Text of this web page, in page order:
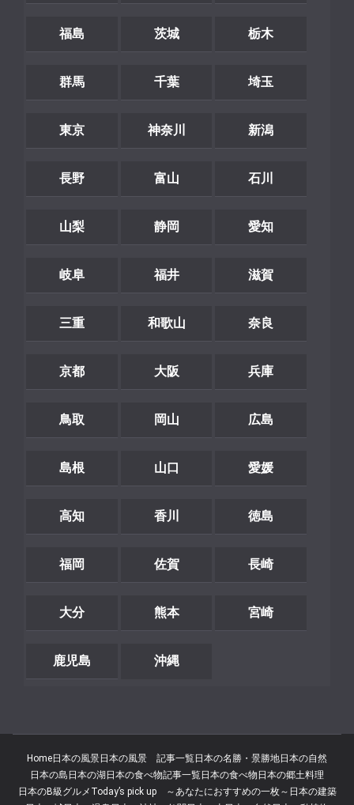
福島 茨城 栃木
群馬 千葉 埼玉
東京 神奈川 新潟
長野 富山 石川
山梨 静岡 愛知
岐阜 福井 滋賀
三重 和歌山 奈良
京都 大阪 兵庫
鳥取 岡山 広島
島根 山口 愛媛
高知 香川 徳島
福岡 佐賀 長崎
大分 熊本 宮崎
鹿児島 沖縄
Home日本の風景日本の風景 記事一覧日本の名勝・景勝地日本の自然
日本の島 日本の湖 日本の食べ物記事一覧日本の食べ物 日本の郷土料理
日本のB級グルメ Today’s pick up ～あなたにおすすめの一枚～ 日本の建築